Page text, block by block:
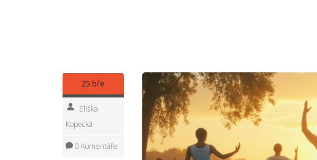
25 bře
Eliška
Kopecká
0 Komentáře